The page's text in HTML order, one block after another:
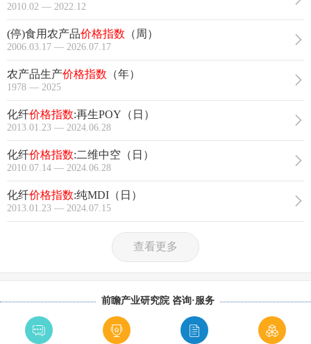
2010.02 — 2022.12
(停)食用农产品价格指数 （周）
2006.03.17 — 2026.07.17
农产品生产价格指数 （年）
1978 — 2025
化纤价格指数:再生POY（日）
2013.01.23 — 2024.06.28
化纤价格指数:二维中空（日）
2010.07.14 — 2024.06.28
化纤价格指数:纯MDI（日）
2013.01.23 — 2024.07.15
查看更多
前瞻产业研究院 咨询·服务